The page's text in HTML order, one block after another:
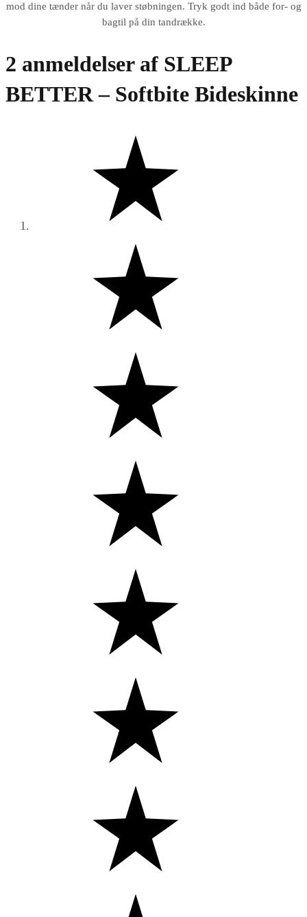
mod dine tænder når du laver støbningen. Tryk godt ind både for- og
bagtil på din tandrække.
2 anmeldelser af SLEEP
BETTER – Softbite Bideskinne